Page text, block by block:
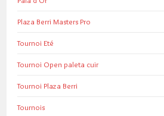
Plaza Berri Masters Pro
Tournoi Eté
Tournoi Open paleta cuir
Tournoi Plaza Berri
Tournois